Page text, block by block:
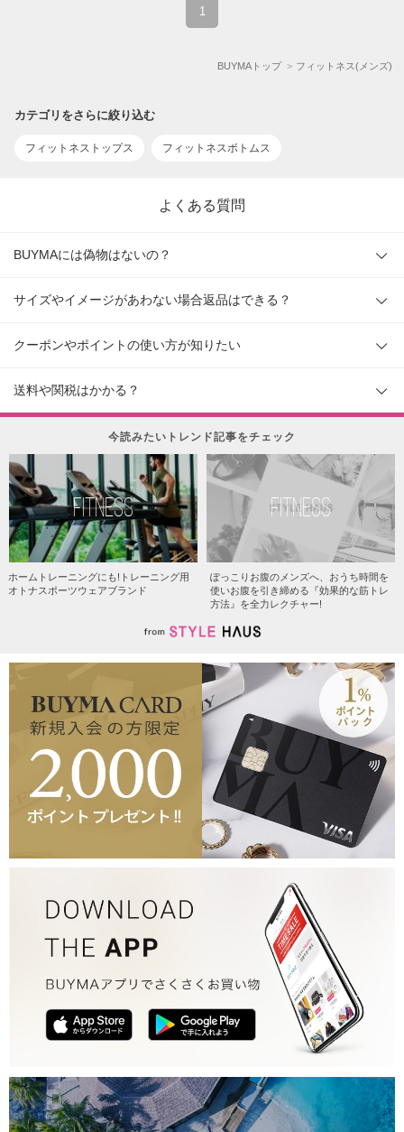
1
BUYMAトップ フィットネス(メンズ)
カテゴリをさらに絞り込む
フィットネストップス フィットネスボトムス
よくある質問
BUYMAには偽物はないの？
サイズやイメージがあわない場合返品はできる？
クーポンやポイントの使い方が知りたい
送料や関税はかかる？
今読みたいトレンド記事をチェック
FITNESS
ホームトレーニングにも!トレーニング用
オトナスポーツウェアブランド
FITNESS
ぽっこりお腹のメンズへ、おうち時間を
使いお腹を引き締める『効果的な筋トレ
方法』を全力レクチャー!